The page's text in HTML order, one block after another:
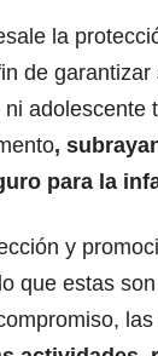
la
de
ni
,
para la
y
que estas